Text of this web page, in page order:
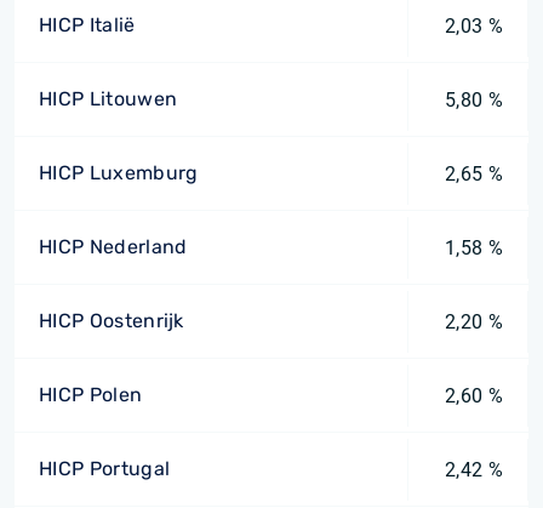
HICP Italië 2,03 %
HICP Litouwen 5,80 %
HICP Luxemburg 2,65 %
HICP Nederland 1,58 %
HICP Oostenrijk 2,20 %
HICP Polen 2,60 %
HICP Portugal 2,42 %